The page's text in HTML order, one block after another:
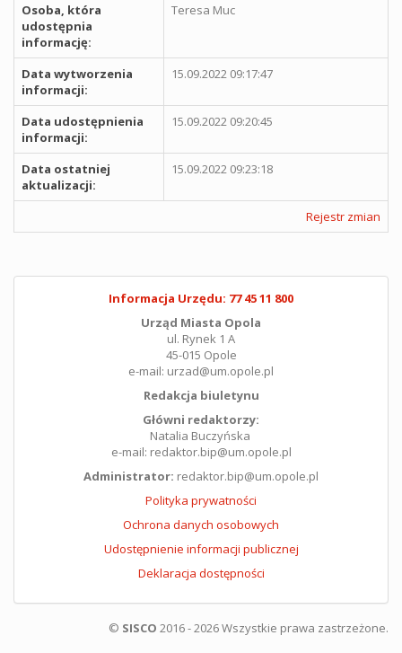
Osoba, która
udostępnia
informację:
Teresa Muc
Data wytworzenia
informacji:
15.09.2022 09:17:47
Data udostępnienia
informacji:
15.09.2022 09:20:45
Data ostatniej
aktualizacji:
15.09.2022 09:23:18
Rejestr zmian
Informacja Urzędu: 77 45 11 800
Urząd Miasta Opola
ul. Rynek 1 A
45-015 Opole
e-mail: urzad@um.opole.pl
Redakcja biuletynu
Główni redaktorzy:
Natalia Buczyńska
e-mail: redaktor.bip@um.opole.pl
Administrator: redaktor.bip@um.opole.pl
Polityka prywatności
Ochrona danych osobowych
Udostępnienie informacji publicznej
Deklaracja dostępności
© SISCO 2016 - 2026 Wszystkie prawa zastrzeżone.